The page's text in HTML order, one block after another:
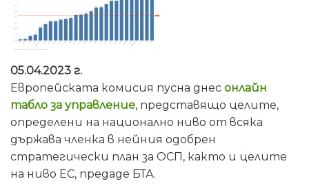
05.04.2023 г.
Европейската комисия пусна днес онлайн
табло за управление, представящо целите,
определени на национално ниво от всяка
държава членка в нейния одобрен
стратегически план за ОСП, както и целите
на ниво ЕС, предаде БТА.